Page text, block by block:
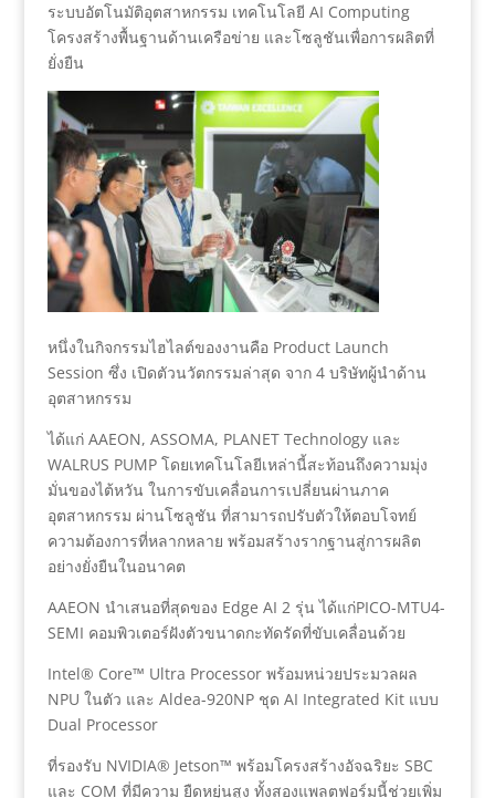
ระบบอัตโนมัติอุตสาหกรรม เทคโนโลยี AI Computing
โครงสร้างพื้นฐานด้านเครือข่าย และโซลูชันเพื่อการผลิตที่
ยั่งยืน
หนึ่งในกิจกรรมไฮไลต์ของงานคือ Product Launch
Session ซึ่ง เปิดตัวนวัตกรรมล่าสุด จาก 4 บริษัทผู้นำด้าน
อุตสาหกรรม
ได้แก่ AAEON, ASSOMA, PLANET Technology และ
WALRUS PUMP โดยเทคโนโลยีเหล่านี้สะท้อนถึงความมุ่ง
มั่นของไต้หวัน ในการขับเคลื่อนการเปลี่ยนผ่านภาค
อุตสาหกรรม ผ่านโซลูชัน ที่สามารถปรับตัวให้ตอบโจทย์
ความต้องการที่หลากหลาย พร้อมสร้างรากฐานสู่การผลิต
อย่างยั่งยืนในอนาคต
AAEON นำเสนอที่สุดของ Edge AI 2 รุ่น ได้แก่PICO-MTU4-
SEMI คอมพิวเตอร์ฝังตัวขนาดกะทัดรัดที่ขับเคลื่อนด้วย
Intel® Core™ Ultra Processor พร้อมหน่วยประมวลผล
NPU ในตัว และ Aldea-920NP ชุด AI Integrated Kit แบบ
Dual Processor
ที่รองรับ NVIDIA® Jetson™ พร้อมโครงสร้างอัจฉริยะ SBC
และ COM ที่มีความ ยืดหยุ่นสูง ทั้งสองแพลตฟอร์มนี้ช่วยเพิ่ม